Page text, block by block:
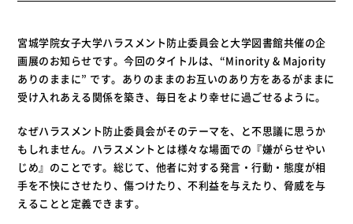
宮城学院女子大学ハラスメント防止委員会と大学図書館共催の企
画展のお知らせです。今回のタイトルは、“Minority & Majority
ありのままに” です。ありのままのお互いのあり方をあるがままに
受け入れあえる関係を築き、毎日をより幸せに過ごせるように。
なぜハラスメント防止委員会がそのテーマを、と不思議に思うか
もしれません。ハラスメントとは様々な場面での『嫌がらせやい
じめ』のことです。総じて、他者に対する発言・行動・態度が相
手を不快にさせたり、傷つけたり、不利益を与えたり、脅威を与
えることと定義できます。